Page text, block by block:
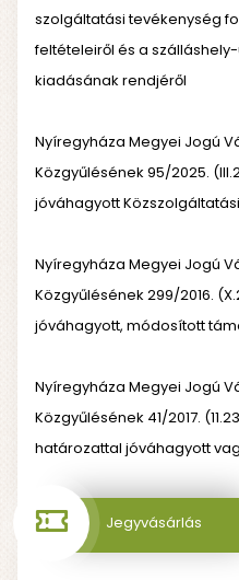
szolgáltatási tevékenység
feltételeiről és a
kiadásának rendjéről
Nyíregyháza Megyei Jogú
Közgyűlésének 95/2025.
jóváhagyott
Nyíregyháza Megyei Jogú
Közgyűlésének 299/2016.
jóváhagyott, módosított
Nyíregyháza Megyei Jogú
Közgyűlésének 41/2017.
határozattal jóváhagyott
Nyíregyháza Megyei Jogú
vonatkozó rendeletei,
Jegyvásárlás